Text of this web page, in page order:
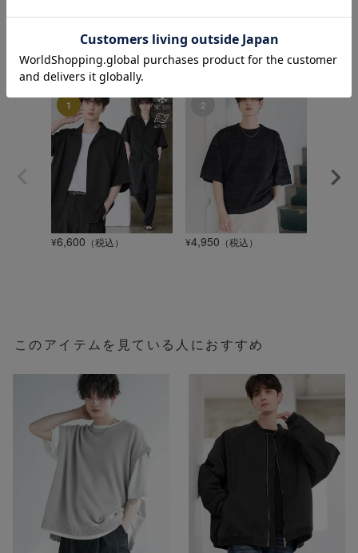
ランキング
¥6,600 （税込） ¥4,950 （税込）
このアイテムを見ている人におすすめ